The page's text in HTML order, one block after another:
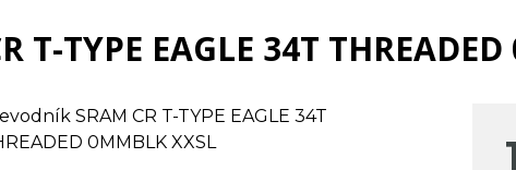
T-TYPE EAGLE 34T
SRAM CR T-TYPE EAGLE 34T
0MMBLK XXSL